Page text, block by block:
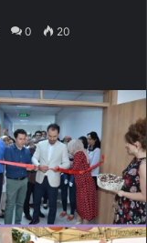
0 20